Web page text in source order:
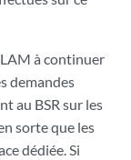
à continuer
demandes
au BSR sur les
sorte que les
dédiée. Si